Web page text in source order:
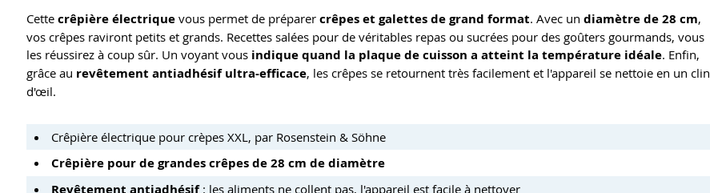
Cette crêpière électrique vous permet de préparer crêpes et galettes de grand format. Avec un diamètre de 28 cm,
vos crêpes raviront petits et grands. Recettes salées pour de véritables repas ou sucrées pour des goûters gourmands, vous
les réussirez à coup sûr. Un voyant vous indique quand la plaque de cuisson a atteint la température idéale. Enfin,
grâce au revêtement antiadhésif ultra-efficace, les crêpes se retournent très facilement et l'appareil se nettoie en un clin
d'œil.
Crêpière électrique pour crèpes XXL, par Rosenstein & Söhne
Crêpière pour de grandes crêpes de 28 cm de diamètre
Revêtement antiadhésif: les aliments ne collent pas, l'appareil est facile à nettoyer